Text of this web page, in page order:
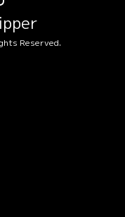
Reserved.